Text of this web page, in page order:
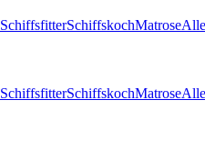
SchiffsfitterSchiffskochMatrose
SchiffsfitterSchiffskochMatrose